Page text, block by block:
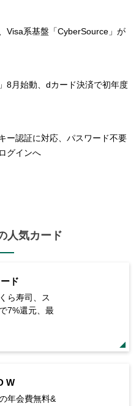
Visa系基盤「CyberSource」が
8月始動、dカード決済で初年度
ー認証に対応、パスワード不要
グインへ
人気カード
ド
ら寿司、ス
7%還元、最
W
年会費無料&